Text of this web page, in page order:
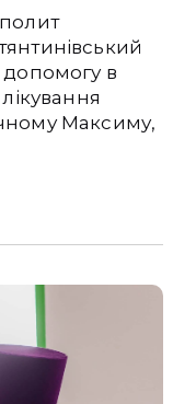
допомогу в
Максиму,